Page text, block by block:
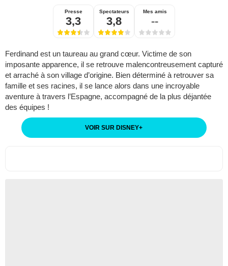
Presse
3,3
Spectateurs
3,8
Mes amis
--
Ferdinand est un taureau au grand cœur. Victime de son
imposante apparence, il se retrouve malencontreusement capturé
et arraché à son village d’origine. Bien déterminé à retrouver sa
famille et ses racines, il se lance alors dans une incroyable
aventure à travers l’Espagne, accompagné de la plus déjantée
des équipes !
VOIR SUR DISNEY+